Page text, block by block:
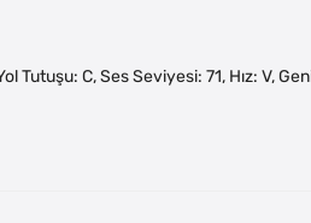
Tutuşu: C, Ses Seviyesi: 71, Hız: V,